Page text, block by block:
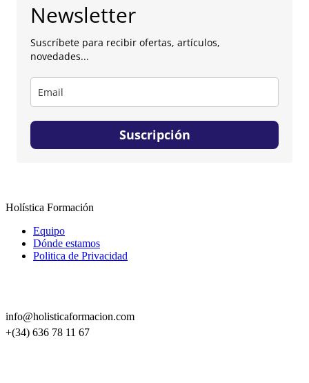
Newsletter
Suscríbete para recibir ofertas, artículos,
novedades...
Suscripción
Holística Formación
Equipo
Dónde estamos
Politica de Privacidad
info@holisticaformacion.com
+(34) 636 78 11 67